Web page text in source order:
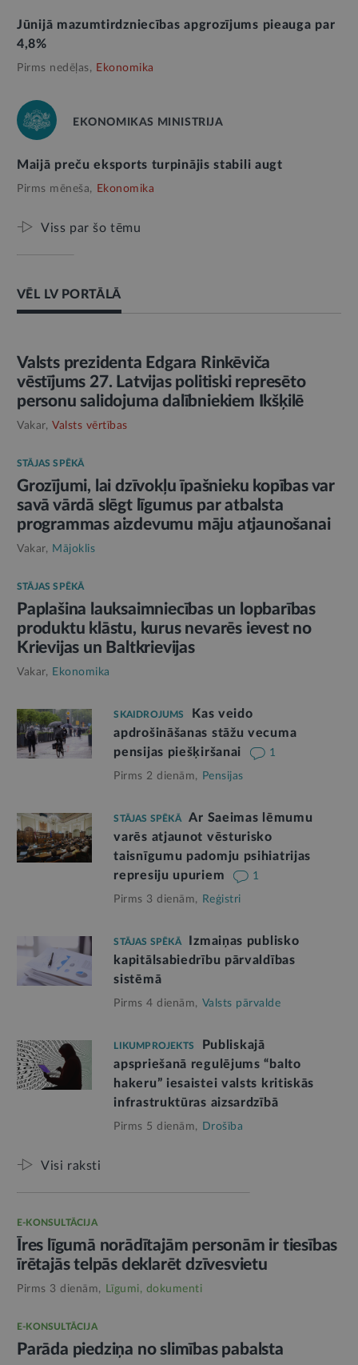
Jūnijā mazumtirdzniecības apgrozījums pieauga par
4,8%
Pirms nedēļas, Ekonomika
EKONOMIKAS MINISTRIJA
Maijā preču eksports turpinājis stabili augt
Pirms mēneša, Ekonomika
Viss par šo tēmu
VĒL LV PORTĀLĀ
AMATPERSONAS RUNA
Valsts prezidenta Edgara Rinkēviča
vēstījums 27. Latvijas politiski represēto
personu salidojuma dalībniekiem Ikšķilē
Vakar, Valsts vērtības
STĀJAS SPĒKĀ
Grozījumi, lai dzīvokļu īpašnieku kopības var
savā vārdā slēgt līgumus par atbalsta
programmas aizdevumu māju atjaunošanai
Vakar, Mājoklis
STĀJAS SPĒKĀ
Paplašina lauksaimniecības un lopbarības
produktu klāstu, kurus nevarēs ievest no
Krievijas un Baltkrievijas
Vakar, Ekonomika
SKAIDROJUMS
Kas veido
apdrošināšanas stāžu vecuma
pensijas piešķiršanai
1
Pirms 2 dienām, Pensijas
STĀJAS SPĒKĀ
Ar Saeimas lēmumu
varēs atjaunot vēsturisko
taisnīgumu padomju psihiatrijas
represiju upuriem
1
Pirms 3 dienām, Reģistri
STĀJAS SPĒKĀ
Izmaiņas publisko
kapitālsabiedrību pārvaldības
sistēmā
Pirms 4 dienām, Valsts pārvalde
LIKUMPROJEKTS
Publiskajā
apspriešanā regulējums “balto
hakeru” iesaistei valsts kritiskās
infrastruktūras aizsardzībā
Pirms 5 dienām, Drošība
Visi raksti
E-KONSULTĀCIJA
Īres līgumā norādītajām personām ir tiesības
īrētajās telpās deklarēt dzīvesvietu
Pirms 3 dienām, Līgumi, dokumenti
E-KONSULTĀCIJA
Parāda piedziņa no slimības pabalsta